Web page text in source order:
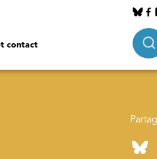
contact